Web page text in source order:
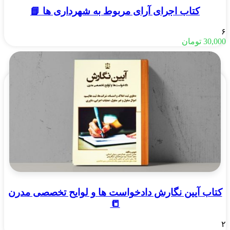
کتاب اجرای آرای مربوط به شهرداری ها 📘
۶
30,000 تومان
کتاب آیین نگارش دادخواست ها و لوایح تخصصی مدرن
📒
۲